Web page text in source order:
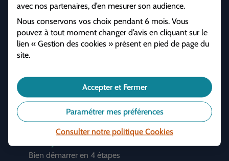
Une marque de Crédit Mutuel Alliance Fédérale
NOUS CONTACTER
Bien démarrer en 4 étapes
avec nos partenaires, d’en mesurer son audience.
Nous conservons vos choix pendant 6 mois. Vous
pouvez à tout moment changer d’avis en cliquant sur le
lien « Gestion des cookies » présent en pied de page du
site.
Accepter et Fermer
Paramétrer mes préférences
Consulter notre politique Cookies